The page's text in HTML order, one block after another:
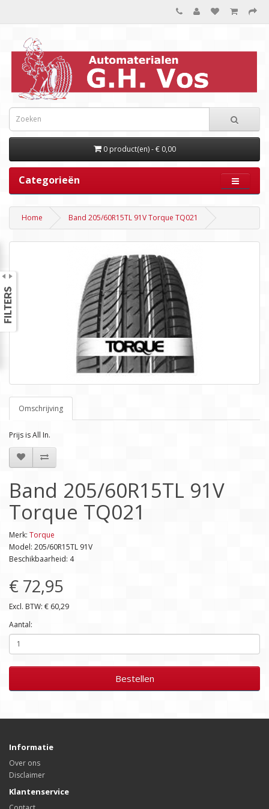
0 product(en) - € 0,00
Categorieën
Home Band 205/60R15TL 91V Torque TQ021
Omschrijving
Prijs is All In.
Band 205/60R15TL 91V
Torque TQ021
Merk: Torque
Model: 205/60R15TL 91V
Beschikbaarheid: 4
€ 72,95
Excl. BTW: € 60,29
Aantal:
Bestellen
Informatie
Over ons
Disclaimer
Klantenservice